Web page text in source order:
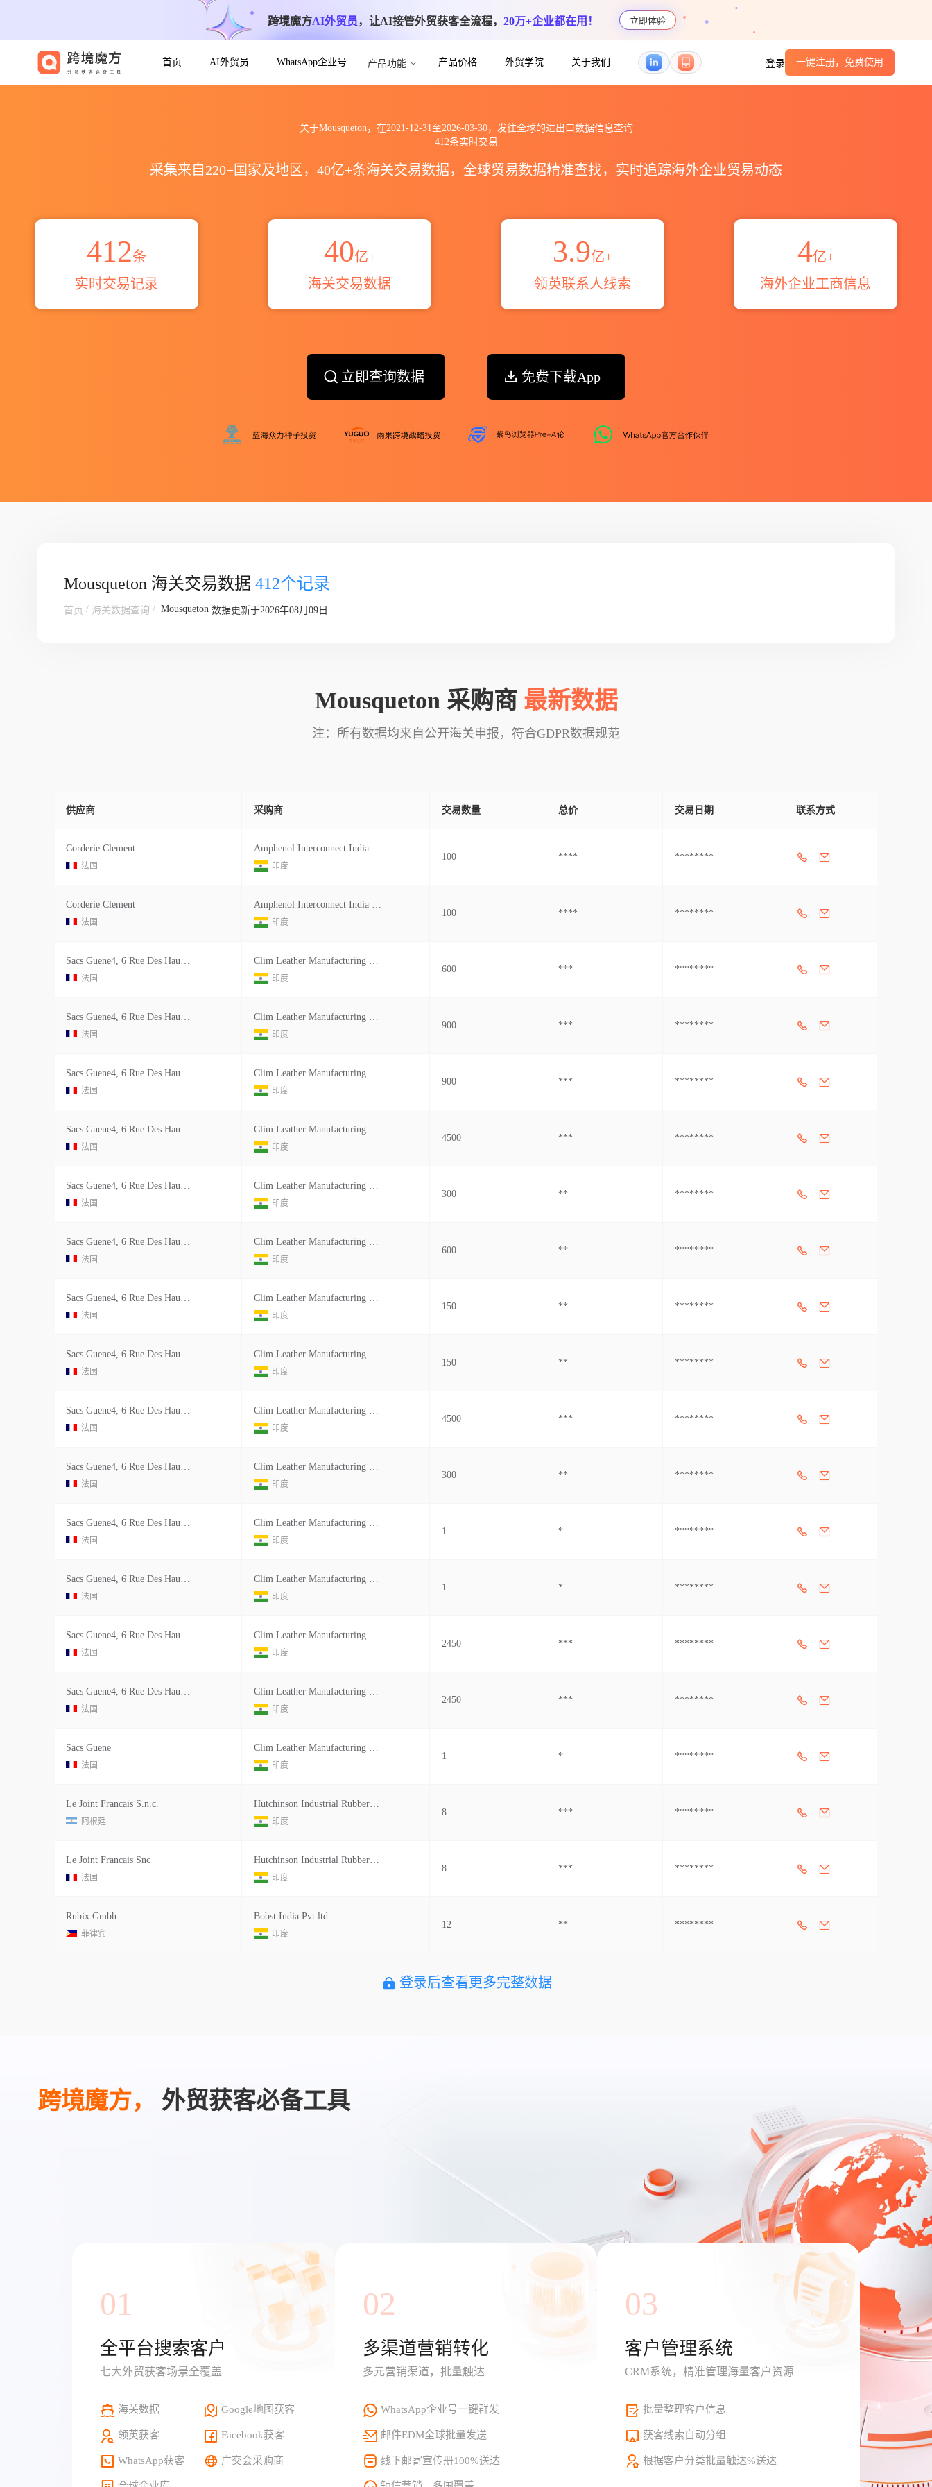
跨境魔方AI外贸员，让AI接管外贸获客全流程， 20万+企业都在用！ 立即体验
首页 AI外贸员 WhatsApp企业号 产品功能 产品价格 外贸学院 关于我们 登录 一键注册，免费使用
关于Mousqueton，在2021-12-31至2026-03-30，发往全球的进出口数据信息查询
412条实时交易
采集来自220+国家及地区，40亿+条海关交易数据，全球贸易数据精准查找，实时追踪海外企业贸易动态
412条
实时交易记录
40亿+
海关交易数据
3.9亿+
领英联系人线索
4亿+
海外企业工商信息
立即查询数据 免费下载App
Mousqueton 海关交易数据 412个记录
首页 / 海关数据查询 / Mousqueton 数据更新于2026年08月09日
Mousqueton 采购商 最新数据
注：所有数据均来自公开海关申报，符合GDPR数据规范
供应商 采购商 交易数量 总价 交易日期 联系方式
Corderie Clement
法国
Amphenol Interconnect India Pvt.ltd.
印度
100 **** ********
Corderie Clement
法国
Amphenol Interconnect India Pvt.ltd.
印度
100 **** ********
Sacs Guene4, 6 Rue Des Haudriettes 75003 Paris France Sdnf Fr
法国
Clim Leather Manufacturing Pvt Ltd
印度
600 *** ********
Sacs Guene4, 6 Rue Des Haudriettes 75003 Paris France Sdnf Fr
法国
Clim Leather Manufacturing Private Limited
印度
900 *** ********
Sacs Guene4, 6 Rue Des Haudriettes 75003 Paris France Sdnf Fr
法国
Clim Leather Manufacturing Pvt Ltd
印度
900 *** ********
Sacs Guene4, 6 Rue Des Haudriettes 75003 Paris France Sdnf Fr
法国
Clim Leather Manufacturing Pvt Ltd
印度
4500 *** ********
Sacs Guene4, 6 Rue Des Haudriettes 75003 Paris France Sdnf Fr
法国
Clim Leather Manufacturing Private Limited
印度
300 ** ********
Sacs Guene4, 6 Rue Des Haudriettes 75003 Paris France Sdnf Fr
法国
Clim Leather Manufacturing Private Limited
印度
600 ** ********
Sacs Guene4, 6 Rue Des Haudriettes 75003 Paris France Sdnf Fr
法国
Clim Leather Manufacturing Private Limited
印度
150 ** ********
Sacs Guene4, 6 Rue Des Haudriettes 75003 Paris France Sdnf Fr
法国
Clim Leather Manufacturing Pvt Ltd
印度
150 ** ********
Sacs Guene4, 6 Rue Des Haudriettes 75003 Paris France Sdnf Fr
法国
Clim Leather Manufacturing Private Limited
印度
4500 *** ********
Sacs Guene4, 6 Rue Des Haudriettes 75003 Paris France Sdnf Fr
法国
Clim Leather Manufacturing Pvt Ltd
印度
300 ** ********
Sacs Guene4, 6 Rue Des Haudriettes 75003 Paris France Sdnf Fr
法国
Clim Leather Manufacturing Private Limited
印度
1 * ********
Sacs Guene4, 6 Rue Des Haudriettes 75003 Paris France Sdnf Fr
法国
Clim Leather Manufacturing Pvt Ltd
印度
1 * ********
Sacs Guene4, 6 Rue Des Haudriettes 75003 Paris France Sdnf Fr
法国
Clim Leather Manufacturing Pvt Ltd
印度
2450 *** ********
Sacs Guene4, 6 Rue Des Haudriettes 75003 Paris France Sdnf Fr
法国
Clim Leather Manufacturing Private Limited
印度
2450 *** ********
Sacs Guene
法国
Clim Leather Manufacturing Private Limited
印度
1 * ********
Le Joint Francais S.n.c.
阿根廷
Hutchinson Industrial Rubber Products Ts Co.ltd.
印度
8 *** ********
Le Joint Francais Snc
法国
Hutchinson Industrial Rubber Products Private Limi
印度
8 *** ********
Rubix Gmbh
菲律宾
Bobst India Pvt.ltd.
印度
12 ** ********
登录后查看更多完整数据
跨境魔方， 外贸获客必备工具
01
全平台搜索客户
七大外贸获客场景全覆盖
海关数据 Google地图获客
领英获客 Facebook获客
WhatsApp获客 广交会采购商
02
多渠道营销转化
多元营销渠道，批量触达
WhatsApp企业号一键群发
邮件EDM全球批量发送
线下邮寄宣传册100%送达
03
客户管理系统
CRM系统，精准管理海量客户资源
批量整理客户信息
获客线索自动分组
根据客户分类批量触达%送达